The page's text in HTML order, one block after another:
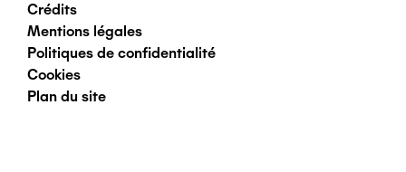
Pied
de
page
Crédits
Mentions légales
Politiques de confidentialité
Cookies
Plan du site